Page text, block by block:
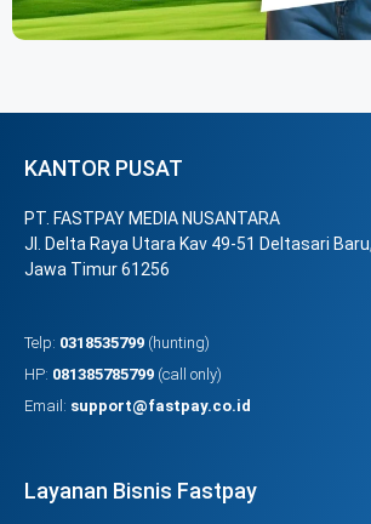
KANTOR PUSAT
PT. FASTPAY MEDIA NUSANTARA
Jl. Delta Raya Utara Kav 49-51 Deltasari
Jawa Timur 61256
Telp: 0318535799 (hunting)
HP: 081385785799 (call only)
Email: support@fastpay.co.id
Layanan Bisnis Fastpay